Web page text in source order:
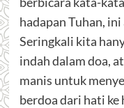
hadapan Tuhan,
Seringkali kita
indah dalam doa,
manis untuk
berdoa dari hati ke